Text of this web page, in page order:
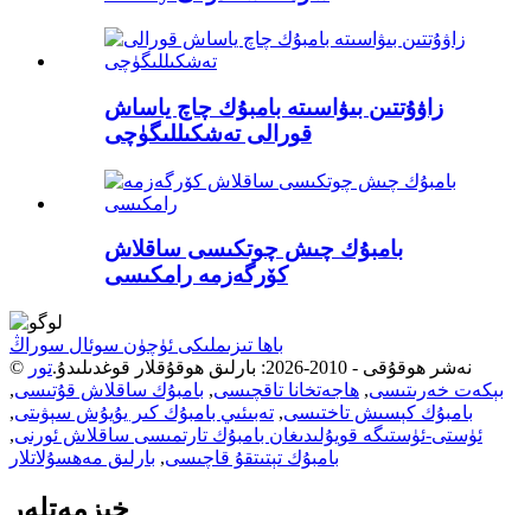
زاۋۇتتىن بىۋاسىتە بامبۇك چاچ ياساش
قورالى تەشكىللىگۈچى
بامبۇك چىش چوتكىسى ساقلاش
كۆرگەزمە رامكىسى
باھا تىزىملىكى ئۈچۈن سوئال سوراڭ
© نەشر ھوقۇقى - 2010-2026: بارلىق ھوقۇقلار قوغدىلىدۇ.
تور
بېكەت خەرىتىسى, ھاجەتخانا تاقچىسى, بامبۇك ساقلاش قۇتىسى,
بامبۇك كېسىش تاختىسى, تەبىئىي بامبۇك كىر يۇيۇش سېۋىتى,
ئۈستى-ئۈستىگە قويۇلىدىغان بامبۇك تارتمىسى ساقلاش ئورنى,
بامبۇك تېتىتقۇ قاچىسى, بارلىق مەھسۇلاتلار